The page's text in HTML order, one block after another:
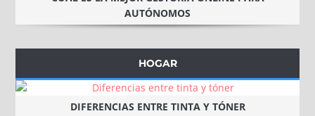
AUTÓNOMOS
HOGAR
DIFERENCIAS ENTRE TINTA Y TÓNER